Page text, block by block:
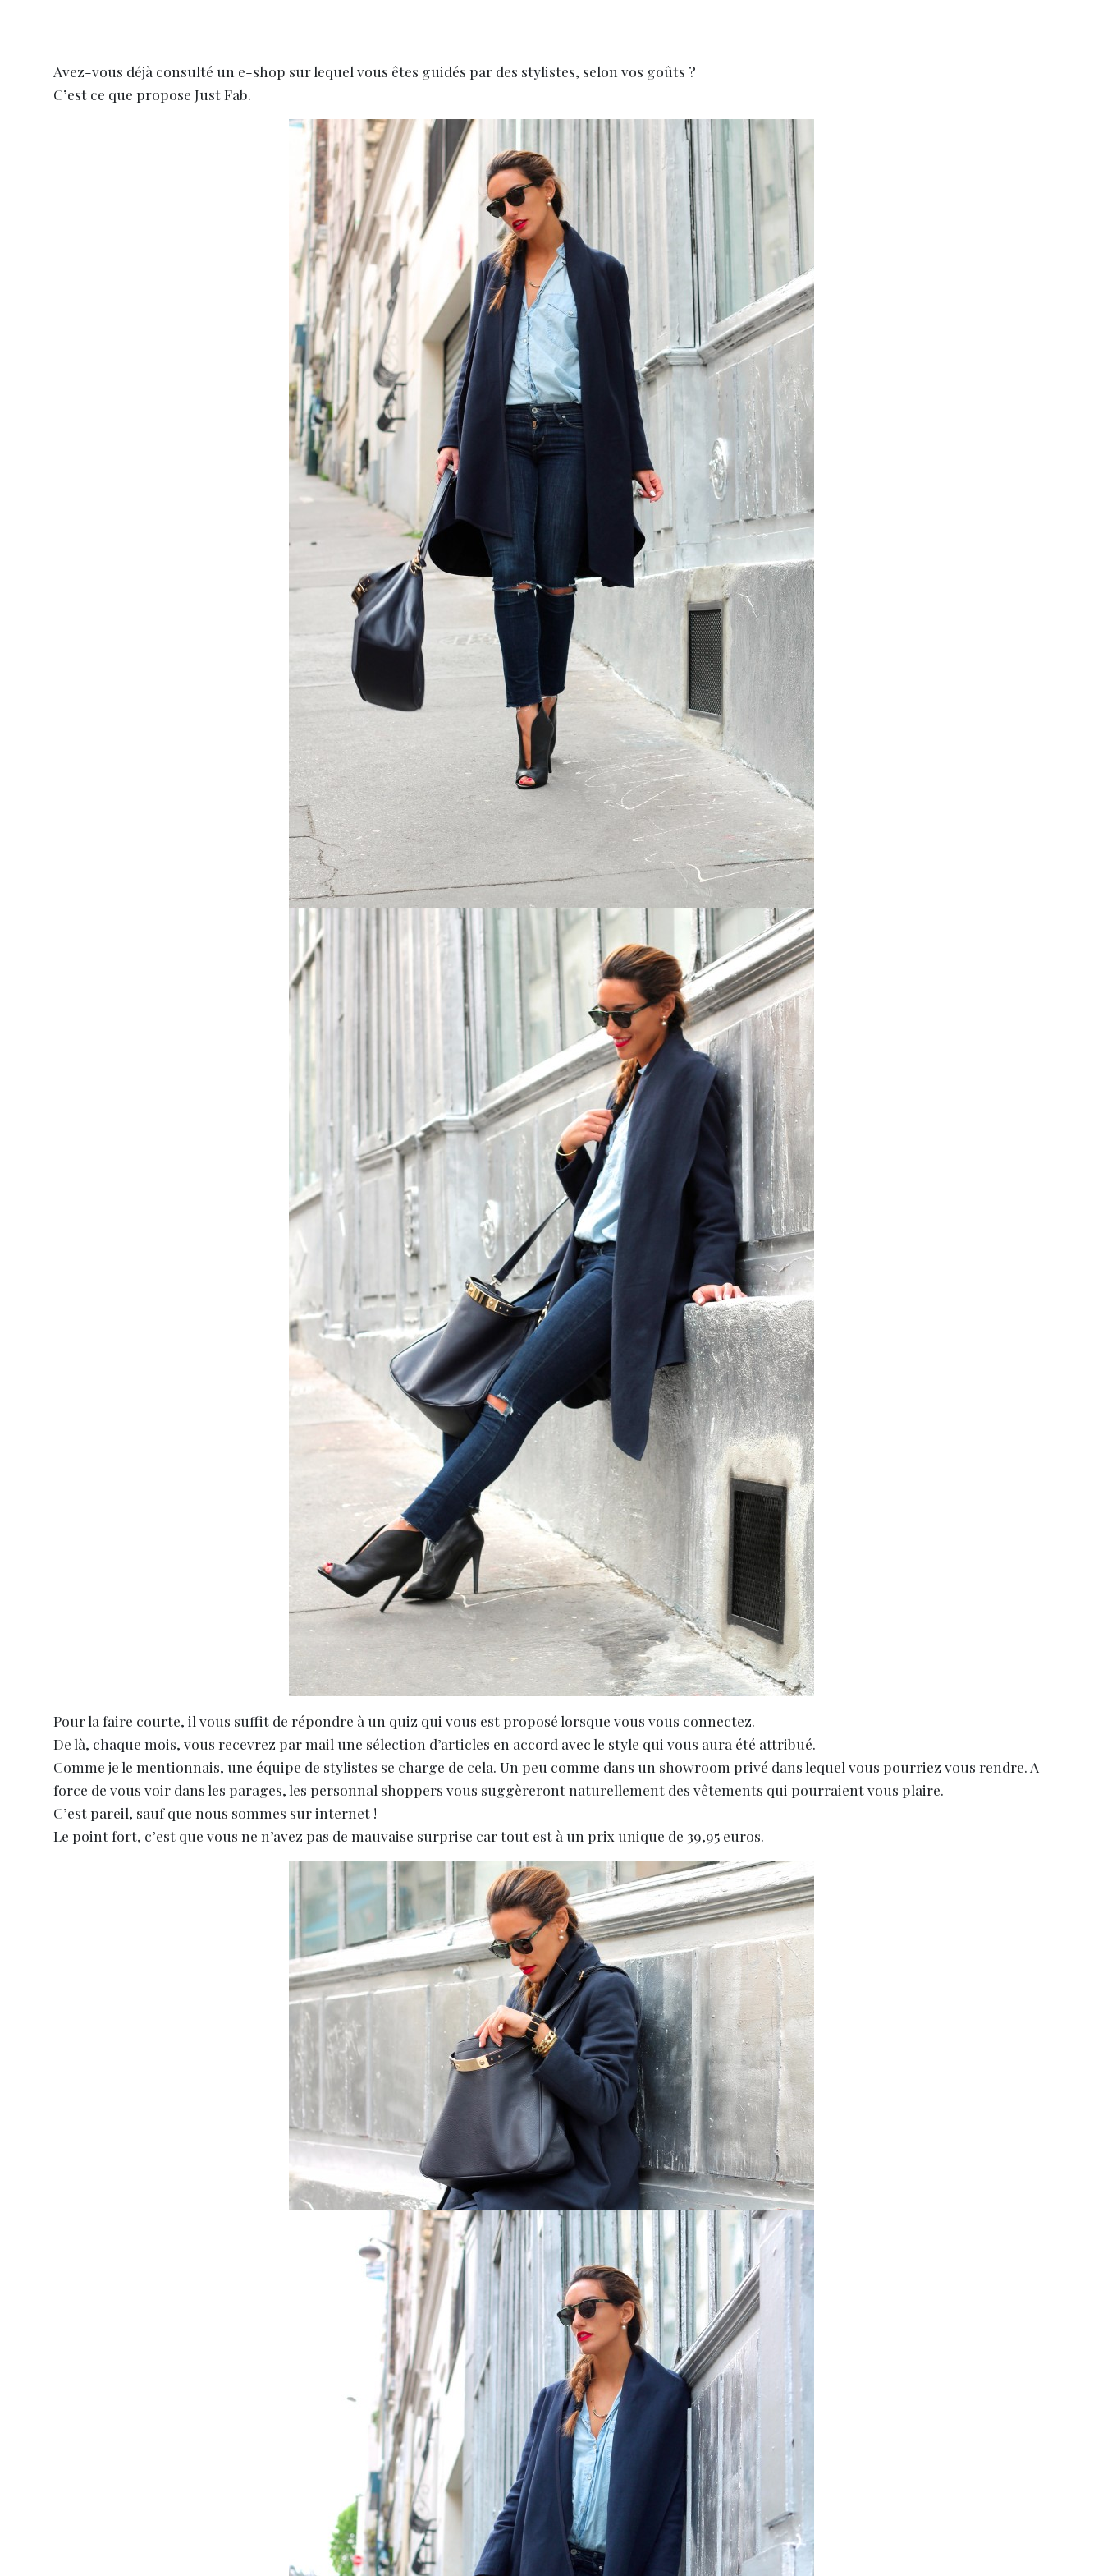
Avez-vous déjà consulté un e-shop sur lequel vous êtes guidés par des stylistes, selon vos goûts ?
C’est ce que propose Just Fab.
Pour la faire courte, il vous suffit de répondre à un quiz qui vous est proposé lorsque vous vous connectez.
De là, chaque mois, vous recevrez par mail une sélection d’articles en accord avec le style qui vous aura été attribué.
Comme je le mentionnais, une équipe de stylistes se charge de cela. Un peu comme dans un showroom privé dans lequel vous pourriez vous rendre. A
force de vous voir dans les parages, les personnal shoppers vous suggèreront naturellement des vêtements qui pourraient vous plaire.
C’est pareil, sauf que nous sommes sur internet !
Le point fort, c’est que vous ne n’avez pas de mauvaise surprise car tout est à un prix unique de 39,95 euros.